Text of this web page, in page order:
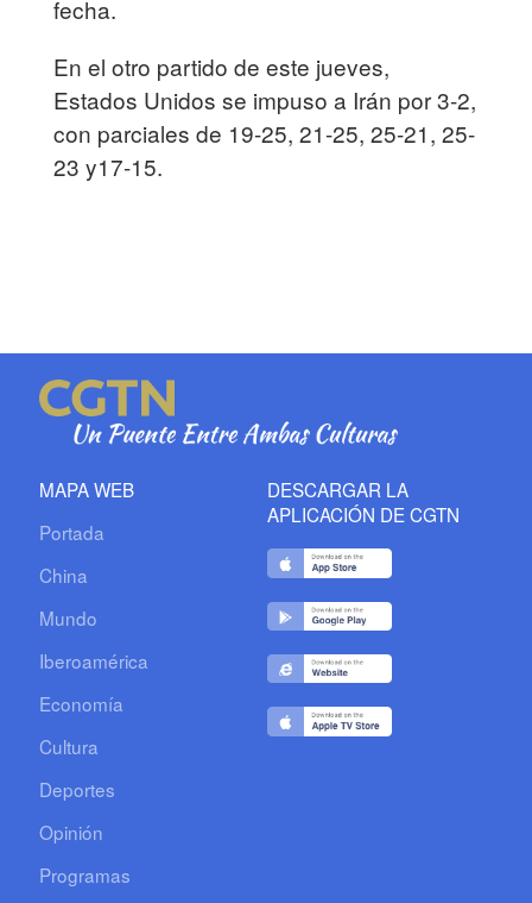
fecha.
En el otro partido de este jueves,
Estados Unidos se impuso a Irán por 3-2,
con parciales de 19-25, 21-25, 25-21, 25-
23 y17-15.
MAPA WEB
Portada
China
Mundo
Iberoamérica
Economía
Cultura
Deportes
Opinión
Programas
DESCARGAR LA
APLICACIÓN DE CGTN